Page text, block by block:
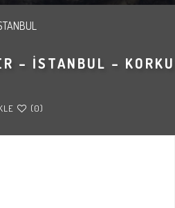
– İSTANBUL – KORKU
(0)